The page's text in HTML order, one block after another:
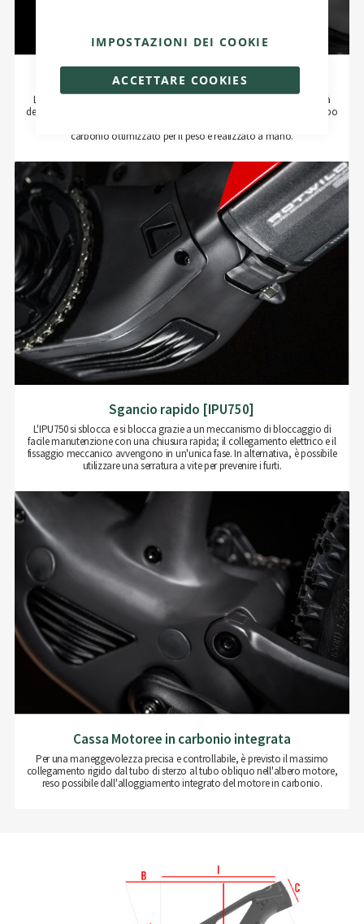
ACCETTARE COOKIES
IMPOSTAZIONI DEI COOKIE
Rotwild IPU750 Carbonio
L'accumulatore di energia della nostra serie Extensive offre una capacità
della batteria di 720 Wh con una tecnologia di celle ad alte prestazioni (tipo
carbonio ottimizzato per il peso e realizzato a mano.
Sgancio rapido [IPU750]
L'IPU750 si sblocca e si blocca grazie a un meccanismo di bloccaggio di
facile manutenzione con una chiusura rapida; il collegamento elettrico e il
fissaggio meccanico avvengono in un'unica fase. In alternativa, è possibile
utilizzare una serratura a vite per prevenire i furti.
Cassa Motoree in carbonio integrata
Per una maneggevolezza precisa e controllabile, è previsto il massimo
collegamento rigido dal tubo di sterzo al tubo obliquo nell'albero motore,
reso possibile dall'alloggiamento integrato del motore in carbonio.